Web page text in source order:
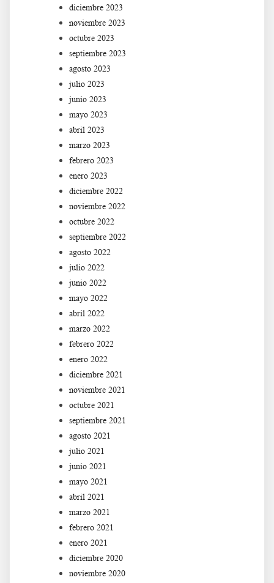
diciembre 2023
noviembre 2023
octubre 2023
septiembre 2023
agosto 2023
julio 2023
junio 2023
mayo 2023
abril 2023
marzo 2023
febrero 2023
enero 2023
diciembre 2022
noviembre 2022
octubre 2022
septiembre 2022
agosto 2022
julio 2022
junio 2022
mayo 2022
abril 2022
marzo 2022
febrero 2022
enero 2022
diciembre 2021
noviembre 2021
octubre 2021
septiembre 2021
agosto 2021
julio 2021
junio 2021
mayo 2021
abril 2021
marzo 2021
febrero 2021
enero 2021
diciembre 2020
noviembre 2020